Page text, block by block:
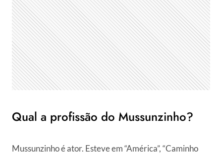
Qual a profissão do Mussunzinho?
Mussunzinho é ator. Esteve em “América”, “Caminho